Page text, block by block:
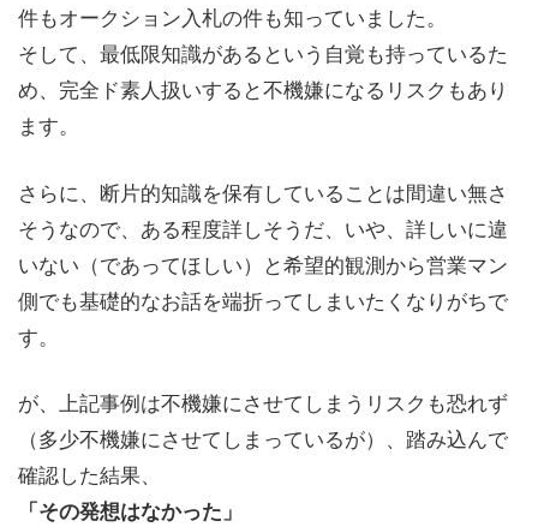
件もオークション入札の件も知っていました。
そして、最低限知識があるという自覚も持っているた
め、完全ド素人扱いすると不機嫌になるリスクもあり
ます。
さらに、断片的知識を保有していることは間違い無さ
そうなので、ある程度詳しそうだ、いや、詳しいに違
いない（であってほしい）と希望的観測から営業マン
側でも基礎的なお話を端折ってしまいたくなりがちで
す。
が、上記事例は不機嫌にさせてしまうリスクも恐れず
（多少不機嫌にさせてしまっているが）、踏み込んで
確認した結果、
「その発想はなかった」